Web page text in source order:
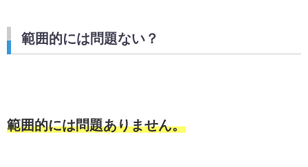
範囲的には問題ない？
範囲的には問題ありません。